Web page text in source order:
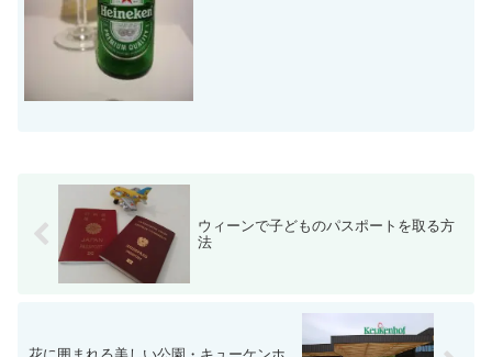
ウィーンで子どものパスポートを取る方
法